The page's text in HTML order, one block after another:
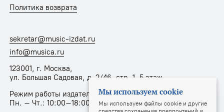
Политика возврата
sekretar@music-izdat.ru
info@musica.ru
123001, г. Москва,
ул. Большая Садовая, д. 2/46, стр. 1, 5 этаж
Режим работы издательства:
Пн. – Чт.: 10:00–18:00, Пт.: 10:00–17:00
Мы используем cookie
Мы используем файлы cookie и другие